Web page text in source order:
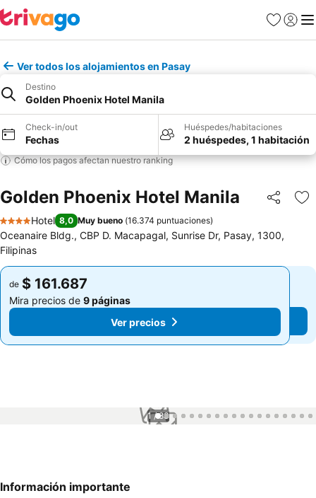
Favoritos
Iniciar
Ver todos los alojamientos en Pasay
Destino
Golden Phoenix Hotel Manila
Check-in/out
Fechas
Huéspedes/habitaciones
2 huéspedes, 1 habitación
Cómo los pagos afectan nuestro ranking
Golden Phoenix Hotel Manila Compartir
4 Estrellas
Hotel 8,0 Muy bueno (16.374 puntuaciones)
Oceanaire Bldg., CBP D. Macapagal, Sunrise Dr, Pasay, 1300,
Filipinas
de $ 161.687
Mira precios de 9 páginas
Ver precios
de $ 161.687
Mira precios de 9 páginas
Ver precios
1 / 83
Información importante